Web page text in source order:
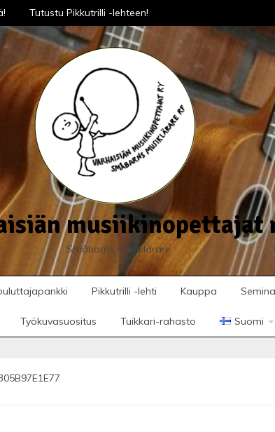
Tutustu Pikkutrilli -lehteen!
musiikinopettajat
Småbarns musiklärare
Pikkutrilli -lehti Kauppa
Työkuvasuositus Tuikkari-rahasto Suomi